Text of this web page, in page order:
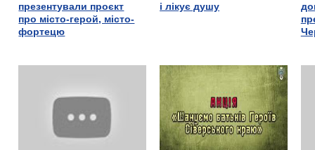
презентували проєкт
про місто-герой, місто-
фортецю
і лікує душу